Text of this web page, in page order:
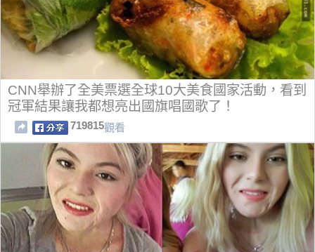
CNN舉辦了全美票選全球10大美食國家活動，看到
冠軍結果讓我都想亮出國旗唱國歌了！
719815觀看